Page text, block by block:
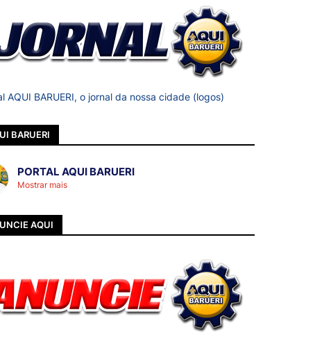
AQUI BARUERI, o jornal da nossa cidade (logos)
BARUERI
PORTAL AQUI BARUERI
Mostrar mais
AQUI